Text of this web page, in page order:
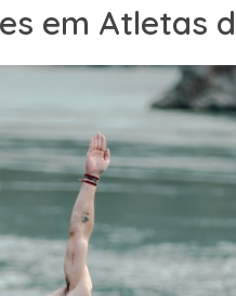
em Atletas